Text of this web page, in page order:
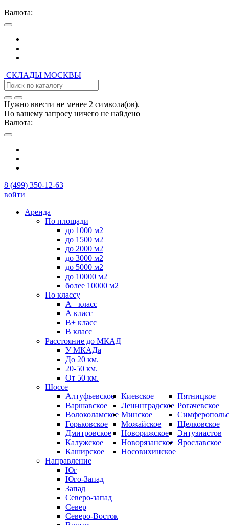
Валюта:
СКЛАДЫ МОСКВЫ
Нужно ввести не менее 2 символа(ов).
По вашему запросу ничего не найдено
Валюта:
8 (499) 350-12-63
войти
Аренда
По площади
до 1000 м2
до 1500 м2
до 2000 м2
до 3000 м2
до 5000 м2
до 10000 м2
более 10000 м2
По классу
А+ класс
А класс
B+ класс
В класс
Расстояние до МКАД
У МКАДа
До 20 км.
20-50 км.
От 50 км.
Шоссе
Алтуфьевское
Варшавское
Волоколамское
Горьковское
Дмитровское
Калужское
Каширское
Киевское
Ленинградское
Минское
Можайское
Новорижское
Новорязанское
Носовихинское
Пятницкое
Рогачевское
Щелковское
Энтузиастов
Ярославское
Направление
Юг
Юго-Запад
Запад
Северо-запад
Север
Северо-Восток